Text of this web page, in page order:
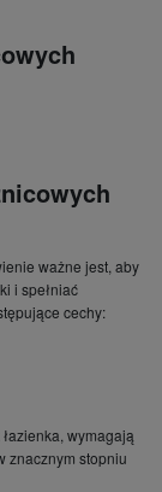
ważne jest, aby
i spełniać
cechy:
wymagają
znacznym stopniu